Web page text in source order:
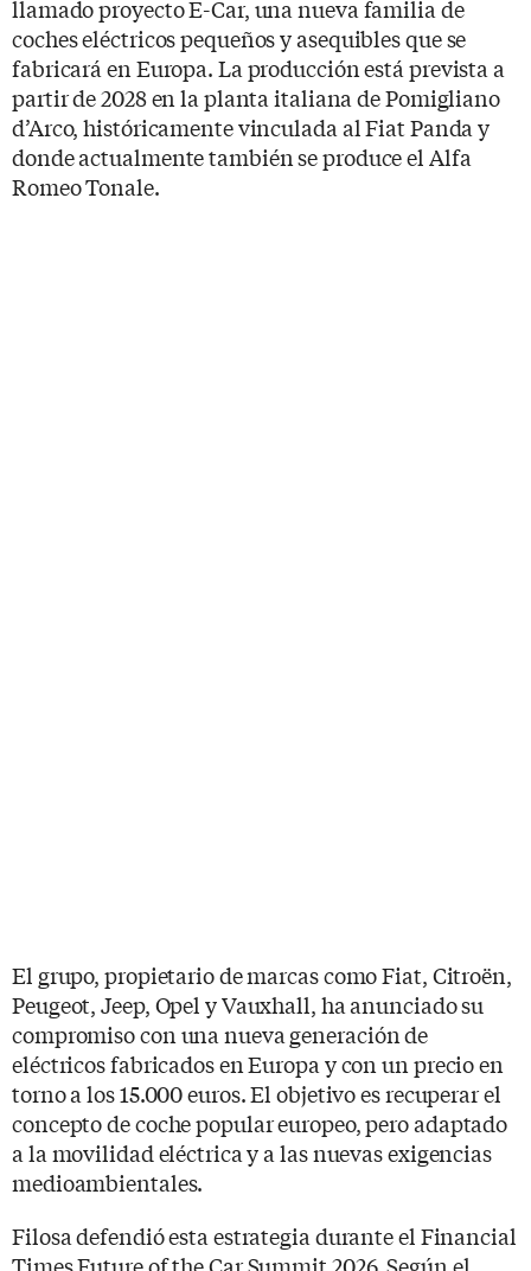
llamado proyecto E-Car, una nueva familia de
coches eléctricos pequeños y asequibles que se
fabricará en Europa. La producción está prevista a
partir de 2028 en la planta italiana de Pomigliano
d’Arco, históricamente vinculada al Fiat Panda y
donde actualmente también se produce el Alfa
Romeo Tonale.
El grupo, propietario de marcas como Fiat, Citroën,
Peugeot, Jeep, Opel y Vauxhall, ha anunciado su
compromiso con una nueva generación de
eléctricos fabricados en Europa y con un precio en
torno a los 15.000 euros. El objetivo es recuperar el
concepto de coche popular europeo, pero adaptado
a la movilidad eléctrica y a las nuevas exigencias
medioambientales.
Filosa defendió esta estrategia durante el Financial